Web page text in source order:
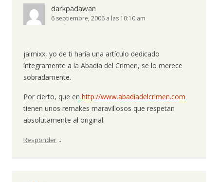
darkpadawan
6 septiembre, 2006 a las 10:10 am
jaimixx, yo de ti haría una artículo dedicado
íntegramente a la Abadía del Crimen, se lo merece
sobradamente.
Por cierto, que en http://www.abadiadelcrimen.com
tienen unos remakes maravillosos que respetan
absolutamente al original.
Responder ↓